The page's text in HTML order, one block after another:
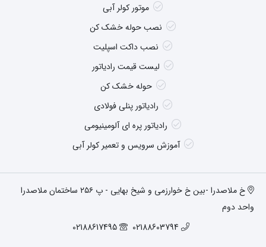
موتور کولر آبی
نصب حوله خشک کن
نصب داکت اسپلیت
لیست قیمت رادیاتور
حوله خشک کن
رادیاتور پنلی فولادی
رادیاتور پره ای آلومینیومی
آموزش سرویس و تعمیر کولر آبی
خ ملاصدرا -بین خ خوارزمی و شیخ بهایی - پ ۲۵۶ ساختمان ملاصدرا
واحد دوم
02188603794
02188617495